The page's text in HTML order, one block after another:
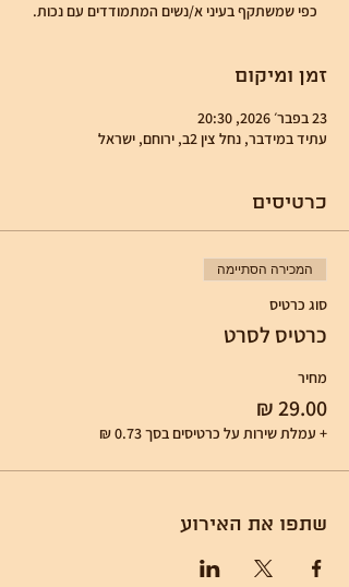
כפי שמשתקף בעיני א/נשים המתמודדים עם נכות.
זמן ומיקום
23 בפבר׳ 2026, 20:30
עתיד במידבר, נחל צין 2ב, ירוחם, ישראל
כרטיסים
המכירה הסתיימה
סוג כרטיס
כרטיס לסרט
מחיר
+ עמלת שירות על כרטיסים בסך ‏0.73 ‏₪
שתפו את האירוע